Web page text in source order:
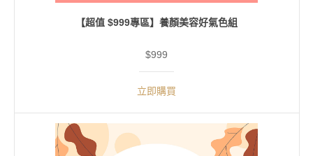
【超值 $999專區】養顏美容好氣色組
$999
立即購買